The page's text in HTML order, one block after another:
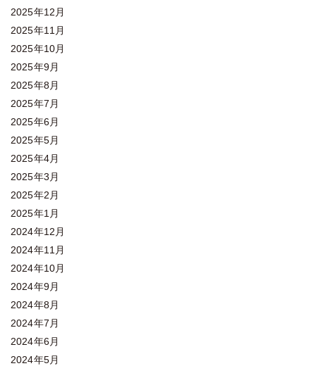
2025年12月
2025年11月
2025年10月
2025年9月
2025年8月
2025年7月
2025年6月
2025年5月
2025年4月
2025年3月
2025年2月
2025年1月
2024年12月
2024年11月
2024年10月
2024年9月
2024年8月
2024年7月
2024年6月
2024年5月